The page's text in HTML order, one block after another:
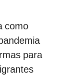
como
para